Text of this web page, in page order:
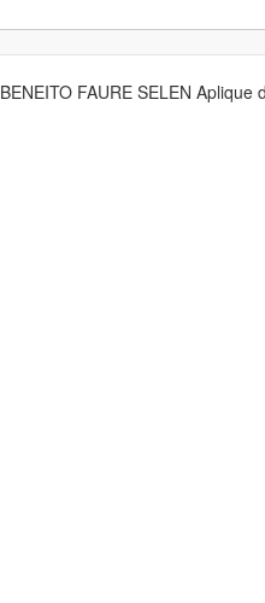
BENEITO FAURE SELEN Aplique